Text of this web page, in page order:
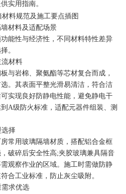
实用指南。
材料及适配场景
性与经济性，不同材料特性差异
。
材料
岩棉、聚氨酯等芯材复合而成，
。其表面平整光滑易清洁，符合洁
实现良好防静电性能，避免静电干
A级防火标准，适配元器件组装、测
择
用玻璃隔墙材质，搭配铝合金框
破碎后安全性高;夹胶玻璃兼具隔音
观察作业的区域。施工时需做防静
合工业标准，防止灰尘吸附。
求优选